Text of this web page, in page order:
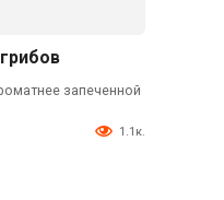
запеченной
1.1к.